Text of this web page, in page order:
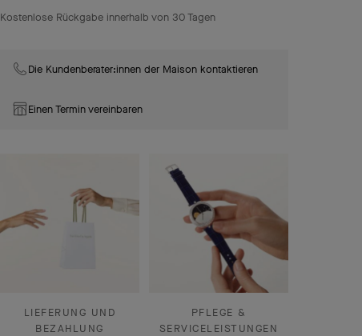
Kostenlose Rückgabe innerhalb von 30 Tagen
Die Kundenberater:innen der Maison kontaktieren
Einen Termin vereinbaren
LIEFERUNG UND
BEZAHLUNG
PFLEGE &
SERVICELEISTUNGEN